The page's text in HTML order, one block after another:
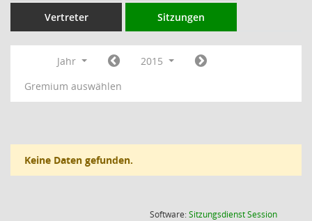
Vertreter Sitzungen
Jahr
2015
Gremium auswählen
Keine Daten gefunden.
Software:SitzungsdienstSession(Wird in